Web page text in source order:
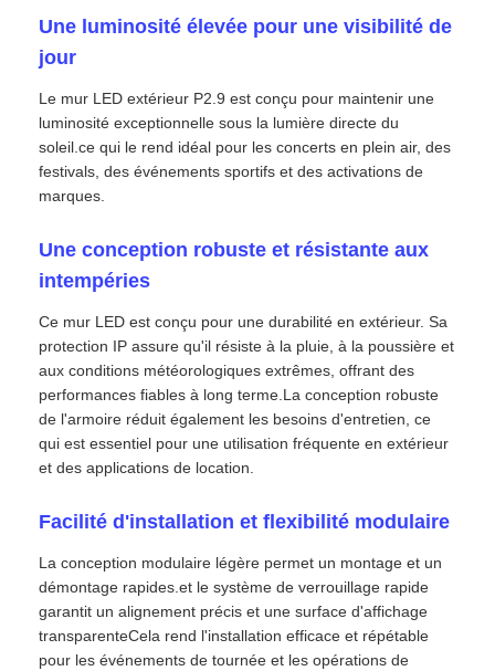
Demander un devis
Affichage de mur vidéo LED
écran d'affichage LED
Écran du concert LED
Location d'écrans à LED
Mur vidéo LED COB
Affichage LED transparent
Panneau d'affichage extérieur à LED
Une luminosité élevée pour une visibilité de
jour
Le mur LED extérieur P2.9 est conçu pour maintenir une
luminosité exceptionnelle sous la lumière directe du
soleil.ce qui le rend idéal pour les concerts en plein air, des
festivals, des événements sportifs et des activations de
marques.
Une conception robuste et résistante aux
intempéries
Ce mur LED est conçu pour une durabilité en extérieur. Sa
protection IP assure qu'il résiste à la pluie, à la poussière et
aux conditions météorologiques extrêmes, offrant des
performances fiables à long terme.La conception robuste
de l'armoire réduit également les besoins d'entretien, ce
qui est essentiel pour une utilisation fréquente en extérieur
et des applications de location.
Facilité d'installation et flexibilité modulaire
La conception modulaire légère permet un montage et un
démontage rapides.et le système de verrouillage rapide
garantit un alignement précis et une surface d'affichage
transparenteCela rend l'installation efficace et répétable
pour les événements de tournée et les opérations de